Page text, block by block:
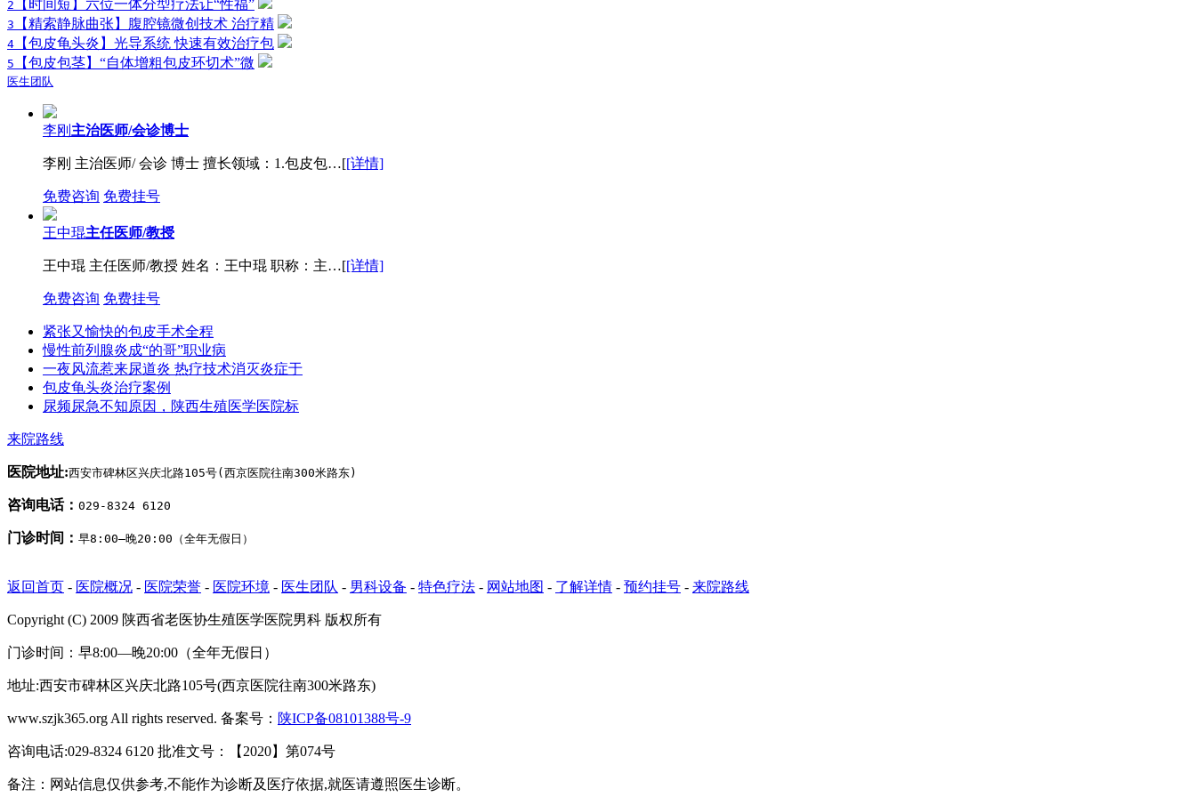
2 【时间短】六位一体分型疗法让“性福”
3 【精索静脉曲张】腹腔镜微创技术 治疗精
4 【包皮龟头炎】光导系统 快速有效治疗包
5 【包皮包茎】“自体增粗包皮环切术”微
医生团队
李刚 主治医师/会诊博士
李刚 主治医师/ 会诊 博士 擅长领域：1.包皮包…[[详情]
免费咨询 免费挂号
王中琨主任医师/教授
王中琨 主任医师/教授 姓名：王中琨 职称：主…[[详情]
免费咨询 免费挂号
紧张又愉快的包皮手术全程
慢性前列腺炎成“的哥”职业病
一夜风流惹来尿道炎 热疗技术消灭炎症于
包皮龟头炎治疗案例
尿频尿急不知原因，陕西生殖医学医院标
来院路线
医院地址:西安市碑林区兴庆北路105号(西京医院往南300米路东)
咨询电话： 029-8324 6120
门诊时间： 早8:00—晚20:00（全年无假日）
返回首页 - 医院概况 - 医院荣誉 - 医院环境 - 医生团队 - 男科设备 - 特色疗法 - 网站地图 - 了解详情 - 预约挂号 - 来院路线
Copyright (C) 2009 陕西省老医协生殖医学医院男科 版权所有
门诊时间：早8:00—晚20:00（全年无假日）
地址:西安市碑林区兴庆北路105号(西京医院往南300米路东)
www.szjk365.org All rights reserved. 备案号： 陕ICP备08101388号-9
咨询电话:029-8324 6120 批准文号：【2020】第074号
备注：网站信息仅供参考,不能作为诊断及医疗依据,就医请遵照医生诊断。